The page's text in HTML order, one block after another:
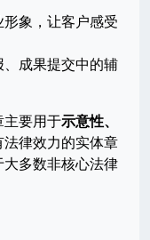
象，让客户感受
成果提交中的辅
主要用于示意性、
法律效力的实体章
多数非核心法律